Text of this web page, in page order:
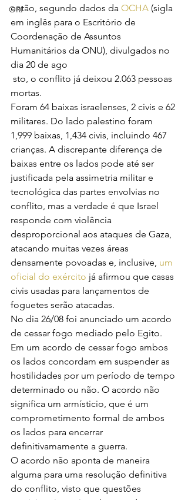
ORI
então, segundo dados da OCHA (sigla
em inglês para o Escritório de
Coordenação de Assuntos
Humanitários da ONU), divulgados no
dia 20 de ago
mortas.
Foram 64 baixas israelenses, 2 civis e 62
militares. Do lado palestino foram
1,999 baixas, 1,434 civis, incluindo 467
crianças. A discrepante diferença de
baixas entre os lados pode até ser
justificada pela assimetria militar e
tecnológica das partes envolvias no
conflito, mas a verdade é que Israel
responde com violência
desproporcional aos ataques de Gaza,
atacando muitas vezes áreas
densamente povoadas e, inclusive, um
oficial do exército já afirmou que casas
civis usadas para lançamentos de
foguetes serão atacadas.
No dia 26/08 foi anunciado um acordo
de cessar fogo mediado pelo Egito.
Em um acordo de cessar fogo ambos
os lados concordam em suspender as
hostilidades por um período de tempo
determinado ou não. O acordo não
significa um armísticio, que é um
comprometimento formal de ambos
os lados para encerrar
definitivamamente a guerra.
O acordo não aponta de maneira
alguma para uma resolução definitiva
do conflito, visto que questões